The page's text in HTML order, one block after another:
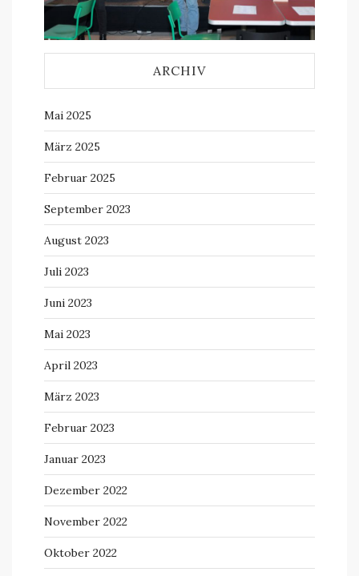
ARCHIV
Mai 2025
März 2025
Februar 2025
September 2023
August 2023
Juli 2023
Juni 2023
Mai 2023
April 2023
März 2023
Februar 2023
Januar 2023
Dezember 2022
November 2022
Oktober 2022